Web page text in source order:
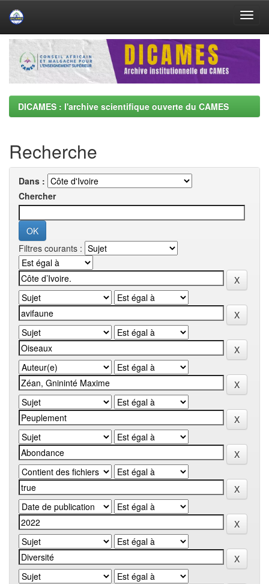
Skip
navigation
DICAMES : l'archive scientifique ouverte du CAMES
Recherche
Dans :
Chercher
Filtres courants :